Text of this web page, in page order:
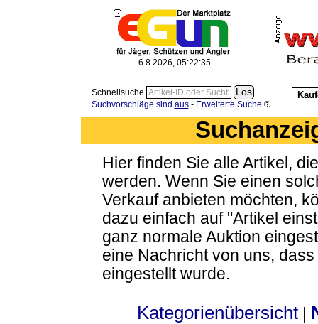
6.8.2026, 05:22:35
Schnellsuche
Suchvorschläge sind aus- Erweiterte Suche
Hier finden Sie alle Artikel,
werden. Wenn Sie einen
Verkauf anbieten möchten,
dazu einfach auf "Artikel
ganz normale Auktion
eine Nachricht von uns,
eingestellt wurde.
Kategorienübersicht